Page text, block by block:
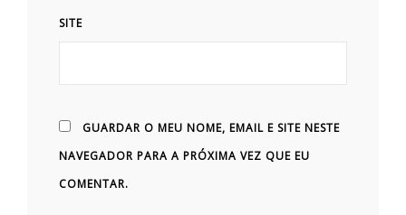
SITE
GUARDAR O MEU NOME, EMAIL E SITE NESTE
NAVEGADOR PARA A PRÓXIMA VEZ QUE EU
COMENTAR.